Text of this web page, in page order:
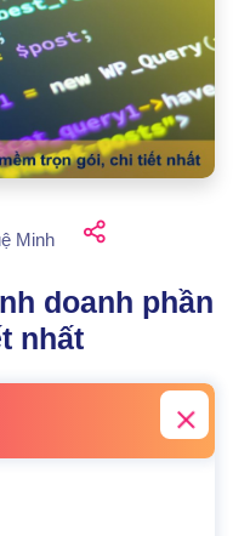
Minh
doanh phần
nhất